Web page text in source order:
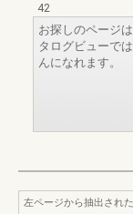
42
お探しのページ
タログビューで
んになれます。
左ページから抽出され